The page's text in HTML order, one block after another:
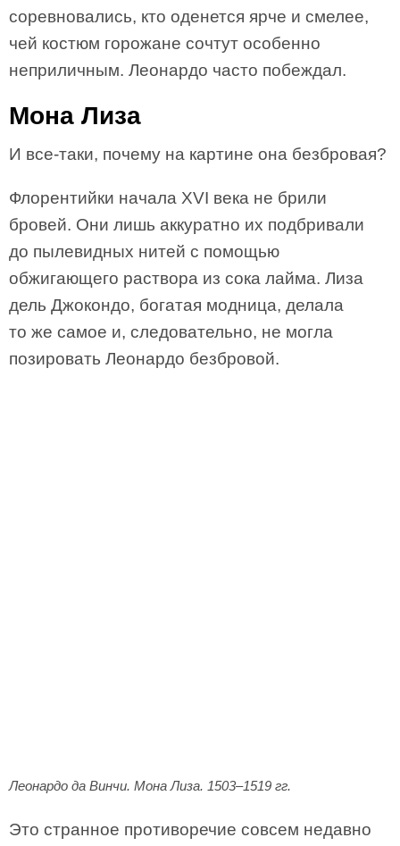
соревновались, кто оденется ярче и смелее,
чей костюм горожане сочтут особенно
неприличным. Леонардо часто побеждал.
Мона Лиза
И все-таки, почему на картине она безбровая?
Флорентийки начала XVI века не брили
бровей. Они лишь аккуратно их подбривали
до пылевидных нитей с помощью
обжигающего раствора из сока лайма. Лиза
дель Джокондо, богатая модница, делала
то же самое и, следовательно, не могла
позировать Леонардо безбровой.
Леонардо да Винчи. Мона Лиза. 1503–1519 гг.
Это странное противоречие совсем недавно